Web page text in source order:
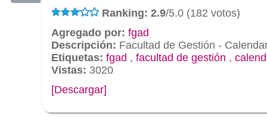
Ranking: 2.9/5.0 (182 votos)
Agregado por: fgad
Descripción: Facultad de Gestión -
Etiquetas: fgad , facultad de gestión ,
Vistas: 3020
[Descargar]